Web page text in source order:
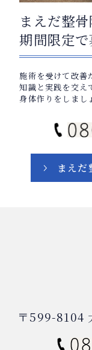
まえだ整
期間限定で
施術を受けて改善
知識と実践を交え
身体作りをしまし
まえだ
〒599-8104